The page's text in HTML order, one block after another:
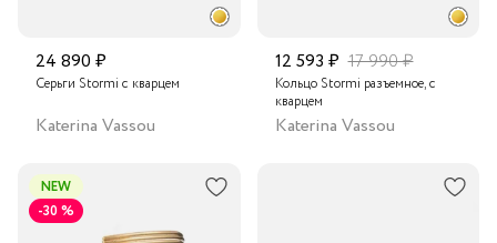
24 890 ₽
Серьги Stormi с кварцем
Katerina Vassou
12 593 ₽ 17 990 ₽
Кольцо Stormi разъемное, с
кварцем
Katerina Vassou
NEW
-30 %